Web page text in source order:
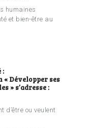
humaines
et bien-être au
:
« Développer ses
» s’adresse :
d’être ou veulent